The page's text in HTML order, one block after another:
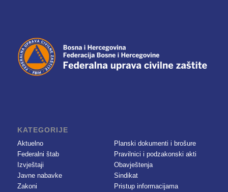
KATEGORIJE
Aktuelno
Federalni štab
Izvještaji
Javne nabavke
Zakoni
Planski dokumenti i brošure
Pravilnici i podzakonski akti
Obavještenja
Sindikat
Pristup informacijama